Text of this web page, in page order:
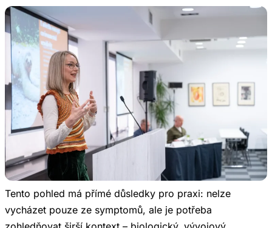
Tento pohled má přímé důsledky pro praxi: nelze
vycházet pouze ze symptomů, ale je potřeba